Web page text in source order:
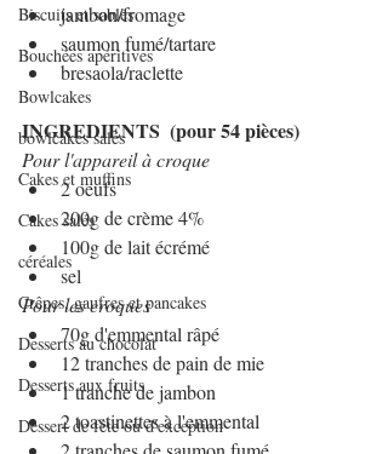
Biscuits et sablés
Bouchées apéritives
Bowlcakes
bowlcakes salés
Cakes et muffins
Cakes salés
céréales
Crêpes, gaufres et pancakes
Desserts au chocolat
Desserts aux fruits
Dessert de fête ou d'exception
jambon/fromage
saumon fumé/tartare
bresaola/raclette
INGREDIENTS  (pour 54 pièces)
Pour l'appareil à croque
2 oeufs
200g de crème 4%
100g de lait écrémé
sel
Pour les croques
70g d'emmental râpé
12 tranches de pain de mie
1 tranche de jambon
2 toastinettes à l'emmental